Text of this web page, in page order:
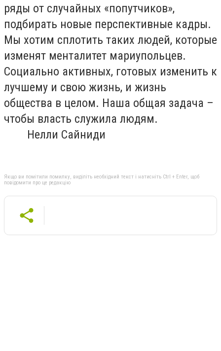
ряды от случайных «попутчиков»,
подбирать новые перспективные кадры.
Мы хотим сплотить таких людей, которые
изменят менталитет мариупольцев.
Социально активных, готовых изменить к
лучшему и свою жизнь, и жизнь
общества в целом. Наша общая задача –
чтобы власть служила людям.
Нелли Сайниди
Якщо ви помітили помилку, виділіть необхідний текст і натисніть Ctrl + Enter, щоб
повідомити про це редакцію